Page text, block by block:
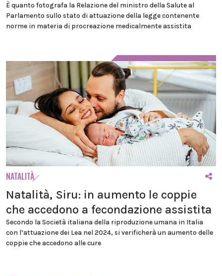
È quanto fotografa la Relazione del ministro della Salute al
Parlamento sullo stato di attuazione della legge contenente
norme in materia di procreazione medicalmente assistita
NATALITÀ
Natalità, Siru: in aumento le coppie
che accedono a fecondazione assistita
Secondo la Società italiana della riproduzione umana in Italia
con l’attuazione dei Lea nel 2024, si verificherà un aumento delle
coppie che accedono alle cure